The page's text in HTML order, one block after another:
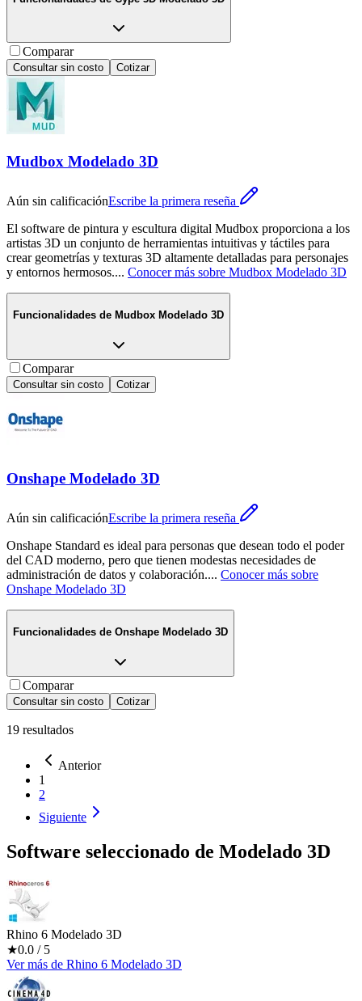
Comparar
Consultar sin costo Cotizar
Mudbox Modelado 3D
Aún sin calificaciónEscribe la primera reseña
El software de pintura y escultura digital Mudbox proporciona a los
artistas 3D un conjunto de herramientas intuitivas y táctiles para
crear geometrías y texturas 3D altamente detalladas para personajes
y entornos hermosos.... Conocer más sobre Mudbox Modelado 3D
Funcionalidades de Mudbox Modelado 3D
Comparar
Consultar sin costo Cotizar
Onshape Modelado 3D
Aún sin calificaciónEscribe la primera reseña
Onshape Standard es ideal para personas que desean todo el poder
del CAD moderno, pero que tienen modestas necesidades de
administración de datos y colaboración.... Conocer más sobre
Onshape Modelado 3D
Funcionalidades de Onshape Modelado 3D
Comparar
Consultar sin costo Cotizar
19 resultados
Anterior
1
2
Siguiente
Software seleccionado de Modelado 3D
Rhino 6 Modelado 3D
★0.0 / 5
Ver más de Rhino 6 Modelado 3D